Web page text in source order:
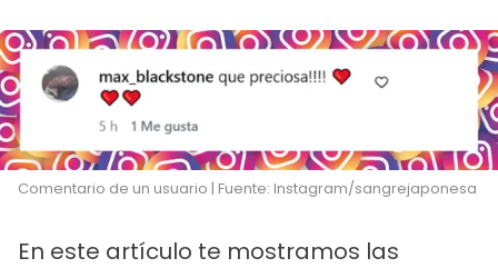
Comentario de un usuario | Fuente: Instagram/sangrejaponesa
En este artículo te mostramos las